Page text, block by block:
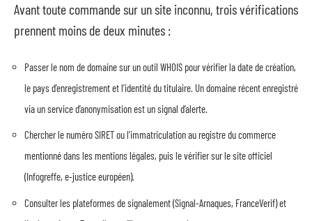
Avant toute commande sur un site inconnu, trois vérifications
prennent moins de deux minutes :
Passer le nom de domaine sur un outil WHOIS pour vérifier la date de création,
le pays d’enregistrement et l’identité du titulaire. Un domaine récent enregistré
via un service d’anonymisation est un signal d’alerte.
Chercher le numéro SIRET ou l’immatriculation au registre du commerce
mentionné dans les mentions légales, puis le vérifier sur le site officiel
(Infogreffe, e-justice européen).
Consulter les plateformes de signalement (Signal-Arnaques, FranceVerif) et